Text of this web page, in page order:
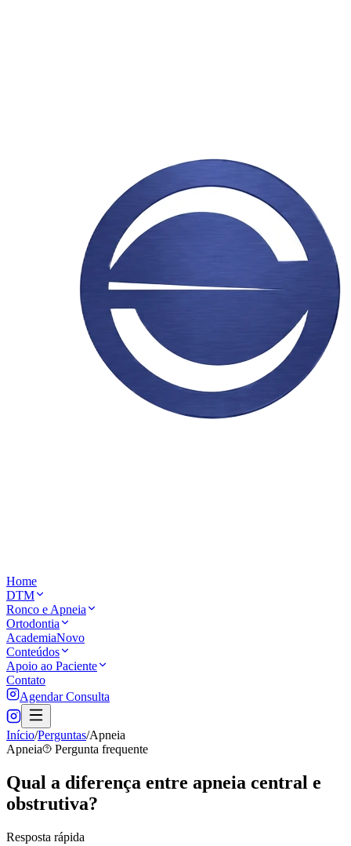
Home
DTM
Ronco e Apneia
Ortodontia
AcademiaNovo
Conteúdos
Apoio ao Paciente
Contato
Agendar Consulta
Início/Perguntas/Apneia
Apneia
Pergunta frequente
Qual a diferença entre apneia central e
obstrutiva?
Resposta rápida